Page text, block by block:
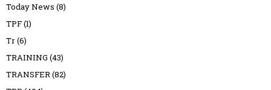
Today News (8)
TPF(1)
Tr(6)
TRAINING (43)
TRANSFER(82)